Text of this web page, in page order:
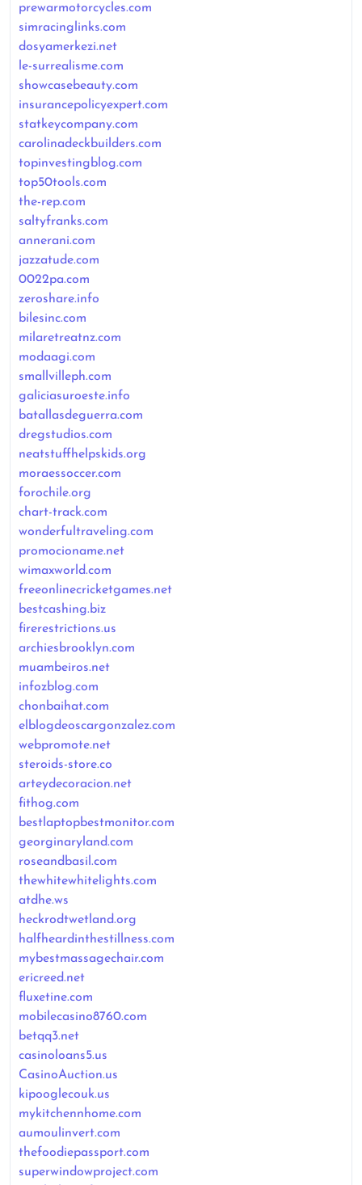
prewarmotorcycles.com
simracinglinks.com
dosyamerkezi.net
le-surrealisme.com
showcasebeauty.com
insurancepolicyexpert.com
statkeycompany.com
carolinadeckbuilders.com
topinvestingblog.com
top50tools.com
the-rep.com
saltyfranks.com
annerani.com
jazzatude.com
0022pa.com
zeroshare.info
bilesinc.com
milaretreatnz.com
modaagi.com
smallvilleph.com
galiciasuroeste.info
batallasdeguerra.com
dregstudios.com
neatstuffhelpskids.org
moraessoccer.com
forochile.org
chart-track.com
wonderfultraveling.com
promocioname.net
wimaxworld.com
freeonlinecricketgames.net
bestcashing.biz
firerestrictions.us
archiesbrooklyn.com
muambeiros.net
infozblog.com
chonbaihat.com
elblogdeoscargonzalez.com
webpromote.net
steroids-store.co
arteydecoracion.net
fithog.com
bestlaptopbestmonitor.com
georginaryland.com
roseandbasil.com
thewhitewhitelights.com
atdhe.ws
heckrodtwetland.org
halfheardinthestillness.com
mybestmassagechair.com
ericreed.net
fluxetine.com
mobilecasino8760.com
betqq3.net
casinoloans5.us
CasinoAuction.us
kipooglecouk.us
mykitchennhome.com
aumoulinvert.com
thefoodiepassport.com
superwindowproject.com